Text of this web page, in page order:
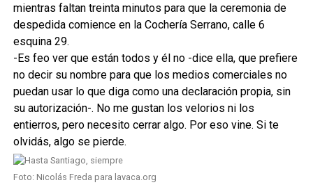
mientras faltan treinta minutos para que la ceremonia de
despedida comience en la Cochería Serrano, calle 6
esquina 29.
-Es feo ver que están todos y él no -dice ella, que prefiere
no decir su nombre para que los medios comerciales no
puedan usar lo que diga como una declaración propia, sin
su autorización-. No me gustan los velorios ni los
entierros, pero necesito cerrar algo. Por eso vine. Si te
olvidás, algo se pierde.
Foto: Nicolás Freda para lavaca.org